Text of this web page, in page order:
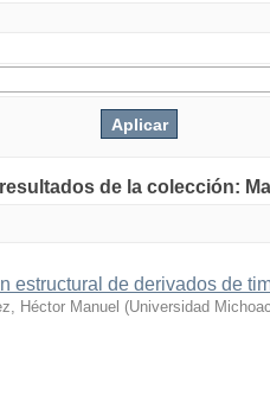
de la colección:
estructural de derivados de
Héctor Manuel (Universidad